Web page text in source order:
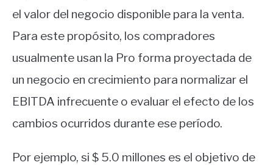
el valor del negocio disponible para la venta.
Para este propósito, los compradores
usualmente usan la Pro forma proyectada de
un negocio en crecimiento para normalizar el
EBITDA infrecuente o evaluar el efecto de los
cambios ocurridos durante ese período.
Por ejemplo, si $ 5.0 millones es el objetivo de